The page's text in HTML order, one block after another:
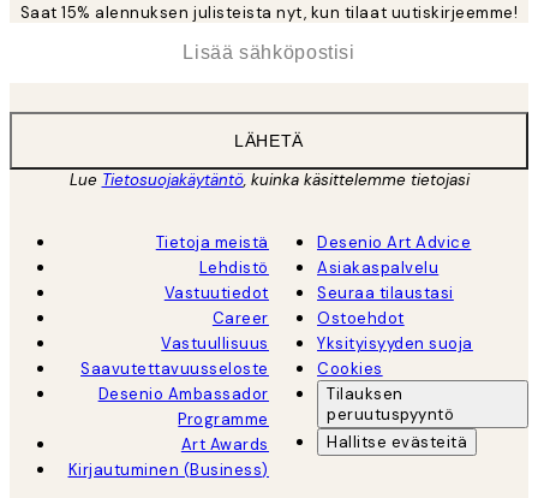
Saat 15% alennuksen julisteista nyt, kun tilaat uutiskirjeemme!
LÄHETÄ
Lue Tietosuojakäytäntö, kuinka käsittelemme tietojasi
Tietoja meistä
Lehdistö
Vastuutiedot
Career
Vastuullisuus
Saavutettavuusseloste
Desenio Ambassador
Programme
Art Awards
Kirjautuminen (Business)
Desenio Art Advice
Asiakaspalvelu
Seuraa tilaustasi
Ostoehdot
Yksityisyyden suoja
Cookies
Tilauksen
peruutuspyyntö
Hallitse evästeitä